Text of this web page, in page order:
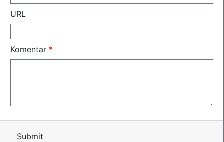
URL
Komentar *
Submit